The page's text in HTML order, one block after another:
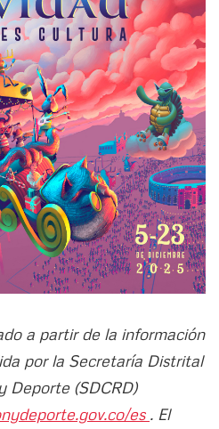
a partir de la información
por la Secretaría Distrital
Deporte (SDCRD)
es . El